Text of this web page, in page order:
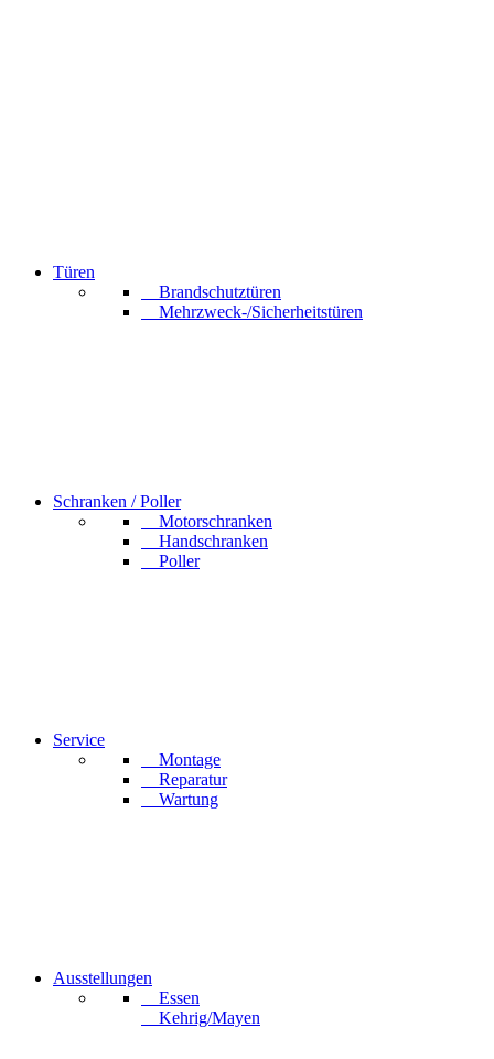
Türen
Brandschutztüren
Mehrzweck-/Sicherheitstüren
Schranken / Poller
Motorschranken
Handschranken
Poller
Service
Montage
Reparatur
Wartung
Ausstellungen
Essen
Kehrig/Mayen